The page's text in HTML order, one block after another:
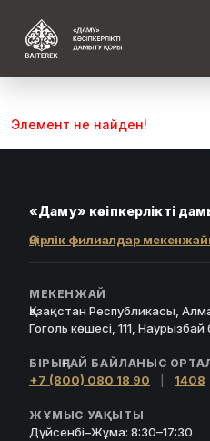
Элемент не найден!
«Даму» кәсіпкерлікті
Өңірлік филиалдар
МЕКЕНЖАЙ
Қазақстан Республикасы,
Гоголь көшесі, 111,
БІРЫҢҒАЙ БАЙЛАНЫС
+7 (800) 080 18 90 1408
ЖҰМЫС УАҚЫТЫ
Дүйсенбі–Жұма: 8:30–17:30